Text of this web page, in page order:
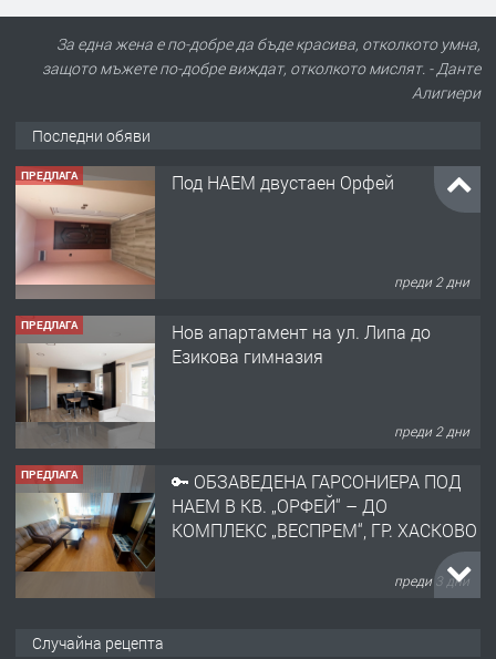
За една жена е по-добре да бъде красива, отколкото умна,
защото мъжете по-добре виждат, отколкото мислят. - Данте
Алигиери
Последни обяви
ПРЕДЛАГА Под НАЕМ двустаен Орфей
преди 2 дни
ПРЕДЛАГА
Нов апартамент на ул. Липа до
Езикова гимназия
преди 2 дни
ПРЕДЛАГА
🔑 ОБЗАВЕДЕНА ГАРСОНИЕРА ПОД
НАЕМ В КВ. „ОРФЕЙ“ – ДО
КОМПЛЕКС „ВЕСПРЕМ“, ГР. ХАСКОВО
преди 3 дни
Случайна рецепта